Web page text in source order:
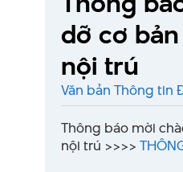
dỡ cơ
nội trú
Văn bản Thông tin
Thông báo mời
nội trú >>>>